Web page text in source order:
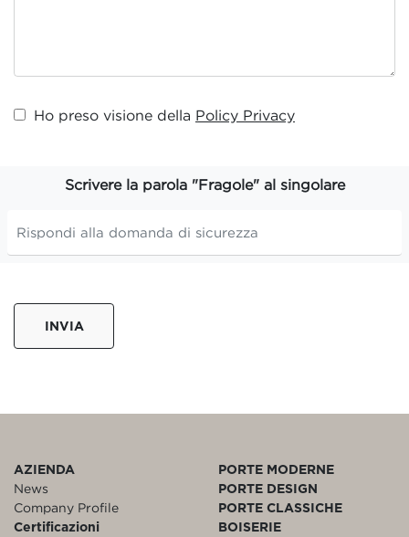
Ho preso visione della Policy Privacy
Scrivere la parola "Fragole" al singolare
INVIA
AZIENDA
News
Company Profile
Certificazioni
PORTE MODERNE
PORTE DESIGN
PORTE CLASSICHE
BOISERIE